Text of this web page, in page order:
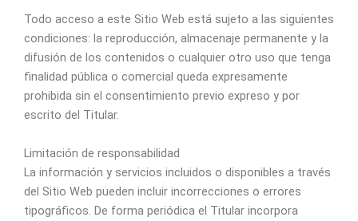
Todo acceso a este Sitio Web está sujeto a las siguientes
condiciones: la reproducción, almacenaje permanente y la
difusión de los contenidos o cualquier otro uso que tenga
finalidad pública o comercial queda expresamente
prohibida sin el consentimiento previo expreso y por
escrito del Titular.
Limitación de responsabilidad
La información y servicios incluidos o disponibles a través
del Sitio Web pueden incluir incorrecciones o errores
tipográficos. De forma periódica el Titular incorpora